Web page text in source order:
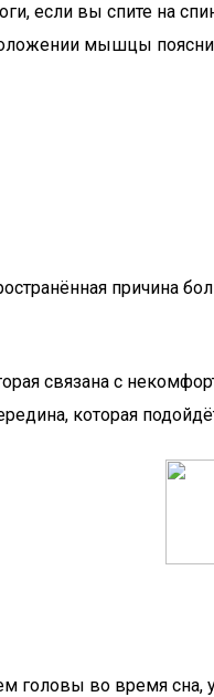
если вы спите на
мышцы
причина
связана с
которая
головы во время сна,